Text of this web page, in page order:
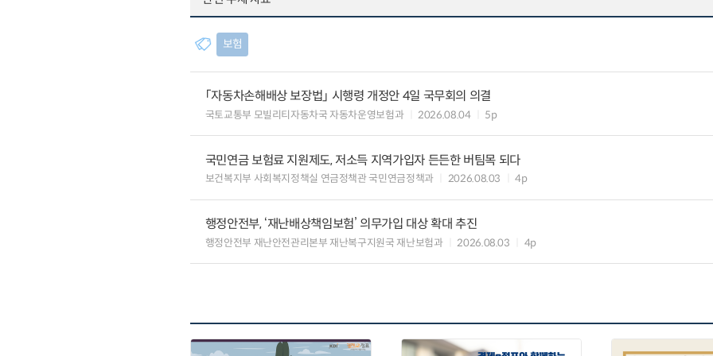
보험
「자동차손해배상 보장법」 시행령 개정안 4일 국무회의 의결
국토교통부 모빌리티자동차국 자동차운영보험과 2026.08.04 5p
국민연금 보험료 지원제도, 저소득 지역가입자 든든한 버팀목 되다
보건복지부 사회복지정책실 연금정책관 국민연금정책과 2026.08.03 4p
행정안전부, ‘재난배상책임보험’ 의무가입 대상 확대 추진
행정안전부 재난안전관리본부 재난복구지원국 재난보험과 2026.08.03 4p